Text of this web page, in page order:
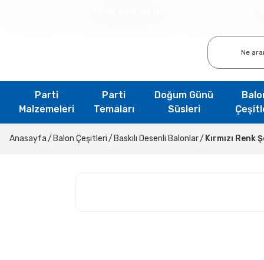
Parti
Malzemeleri
Parti
Temaları
Doğum Günü
Süsleri
Anasayfa Balon Çeşitleri Baskılı Desenli Balonlar Kırmızı